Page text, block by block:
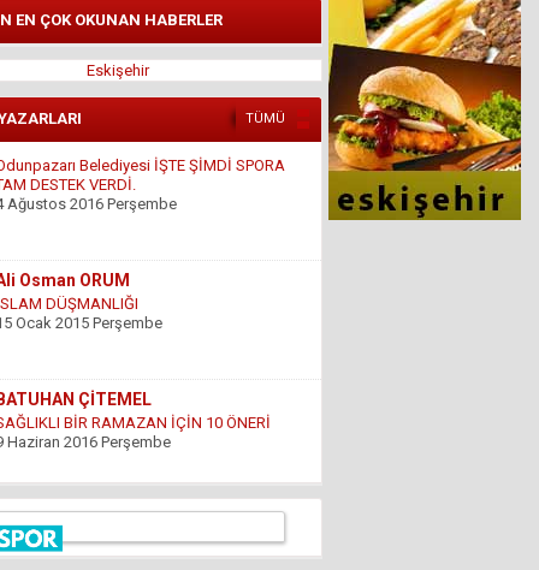
EN ÇOK OKUNAN HABERLER
Eskişehir
TÜMÜ
Belediyesi İŞTE ŞİMDİ SPORA
DESTEK VERDİ.
Ağustos 2016 Perşembe
Osman ORUM
ÇİTEMEL
YILDIRIM
DÜŞ